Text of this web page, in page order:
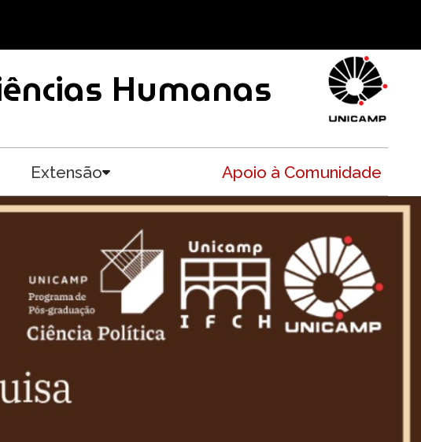
Humanas
Extensão Apoio à Comunidade